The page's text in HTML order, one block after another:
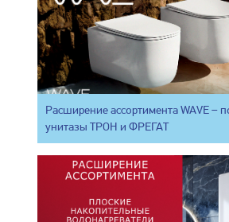
Расширение ассортимента WAVE –
унитазы ТРОН и ФРЕГАТ